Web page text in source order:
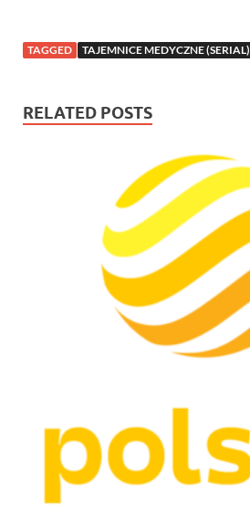
TAGGED TAJEMNICE MEDYCZNE (SERIAL)
RELATED POSTS